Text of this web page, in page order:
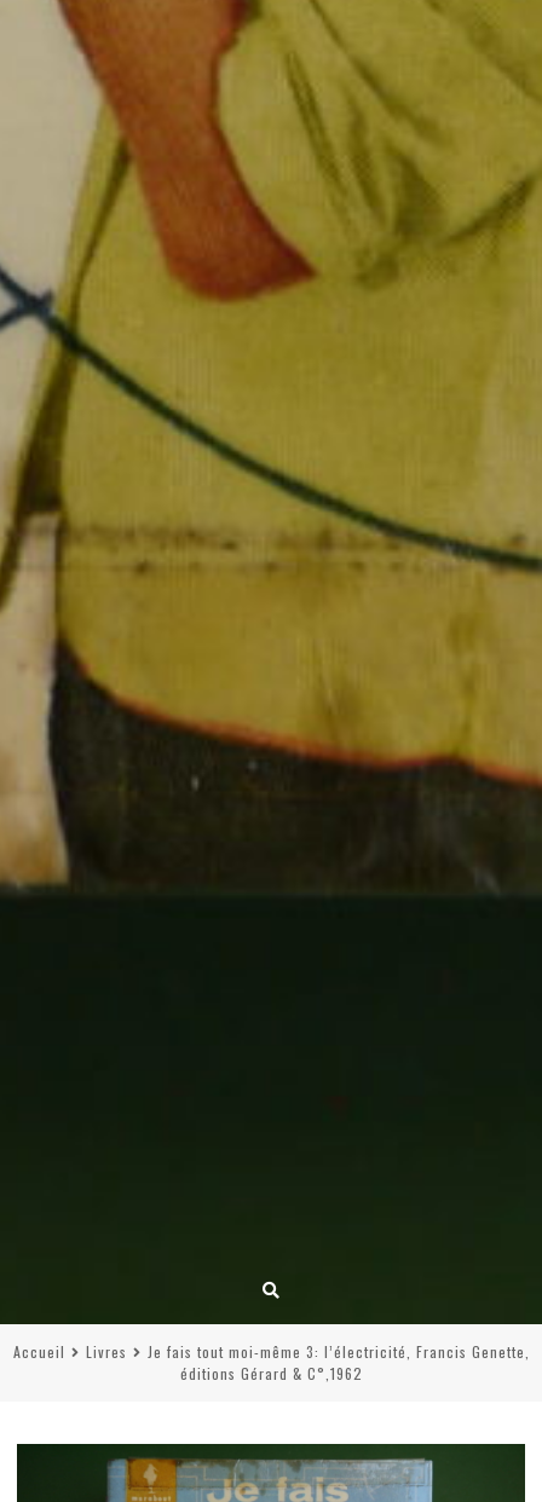
Accueil Livres
Je fais tout moi-même 3: l’électricité, Francis Genette,
éditions Gérard & C°,1962